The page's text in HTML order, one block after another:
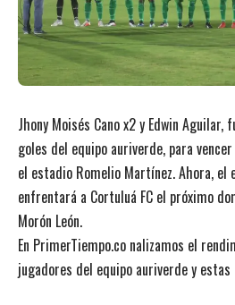
Jhony Moisés Cano x2 y Edwin
goles del equipo auriverde, para
el estadio Romelio Martínez. Ahora, el
enfrentará a Cortuluá FC el próximo
Morón León.
En PrimerTiempo.co nalizamos el
jugadores del equipo auriverde y